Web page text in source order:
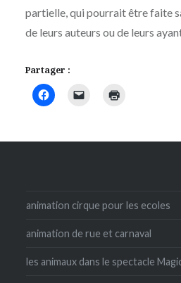
partielle, qui pourrait être faite
de leurs auteurs ou de leurs
Partager :
animation cirque pour les ecoles
animation de rue et carnaval
les animaux dans le spectacle